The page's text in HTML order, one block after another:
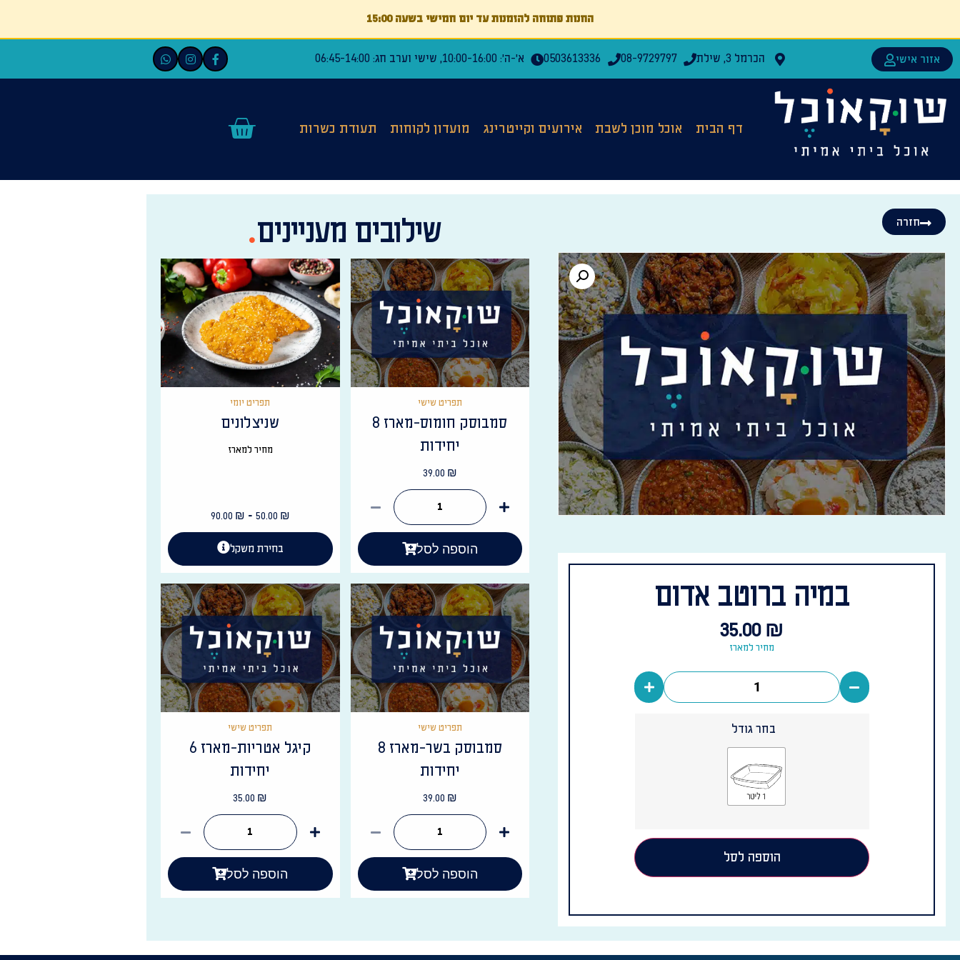
החנות פתוחה להזמנות עד יום חמישי בשעה 15:00
אזור אישי הכרמל 3, שילת 08-9729797
0503613336 א'-ה': 10:00-16:00, שישי וערב חג: 06:45-14:00
דף הבית אוכל מוכן לשבת אירועים וקייטרינג מועדון לקוחות תעודת כשרות
חזרה
במיה ברוטב אדום
35.00 ₪
מחיר למארז
בחר גודל
הוספה לסל
שילובים מעניינים
תפריט יומי
שניצלונים
מחיר למארז
50.00 ₪
-
90.00 ₪
בחירת משקל
תפריט שישי
סמבוסק חומוס-מארז 8
יחידות
39.00 ₪
הוספה לסל
תפריט שישי
קיגל אטריות-מארז 6
יחידות
35.00 ₪
הוספה לסל
תפריט שישי
סמבוסק בשר-מארז 8
יחידות
39.00 ₪
הוספה לסל